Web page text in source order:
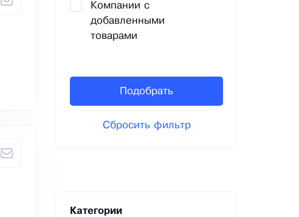
Компании с
добавленными
товарами
Подобрать
Сбросить фильтр
Категории